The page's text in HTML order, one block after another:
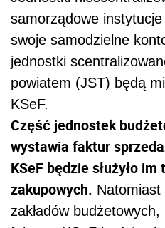
samorządowe
swoje samodzielne
jednostki
powiatem (JST) będą
KSeF.
Część jednostek
wystawia faktur
KSeF będzie służyło
zakupowych.
zakładów